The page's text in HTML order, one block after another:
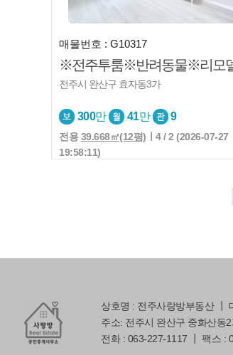
매물번호 : G10317
전주시 완산구 효자동3가
300만 41만 9
전용39.668㎡(12평) ㅣ4 / 2 (2026-07-27
19:58:11)
상호명 : 전주사랑방부동산 ┃
주소: 전주시 완산구 중화산동
전화 : 063-227-1117 ┃ 팩스 :